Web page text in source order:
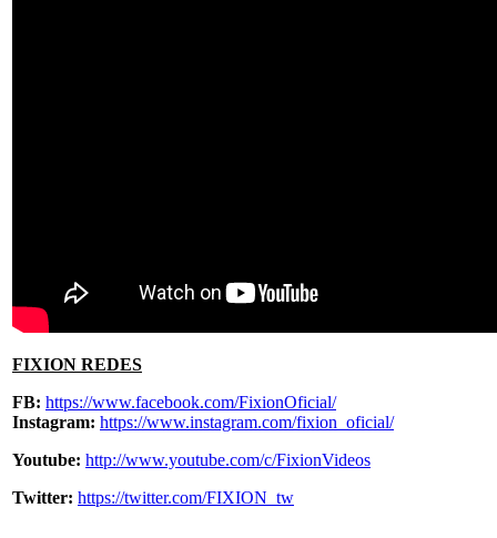
FIXION REDES
FB: https://www.facebook.com/FixionOficial/
Instagram: https://www.instagram.com/fixion_oficial/
Youtube: http://www.youtube.com/c/FixionVideos
Twitter: https://twitter.com/FIXION_tw